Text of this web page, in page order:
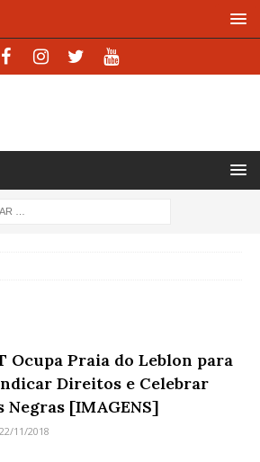
Ocupa Praia do Leblon para
Direitos e Celebrar
Negras [IMAGENS]
11/2018